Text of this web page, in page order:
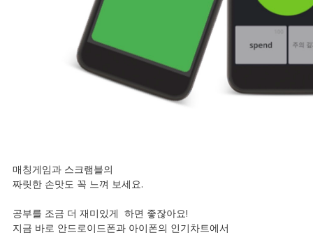
매칭게임과 스크램블의
짜릿한 손맛도 꼭 느껴 보세요.
공부를 조금 더 재미있게 하면 좋잖아요!
지금 바로 안드로이드폰과 아이폰의 인기차트에서